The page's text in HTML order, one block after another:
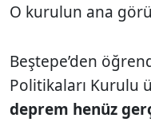
O kurulun ana
Beştepe’den
Politikaları Kurulu
deprem henüz